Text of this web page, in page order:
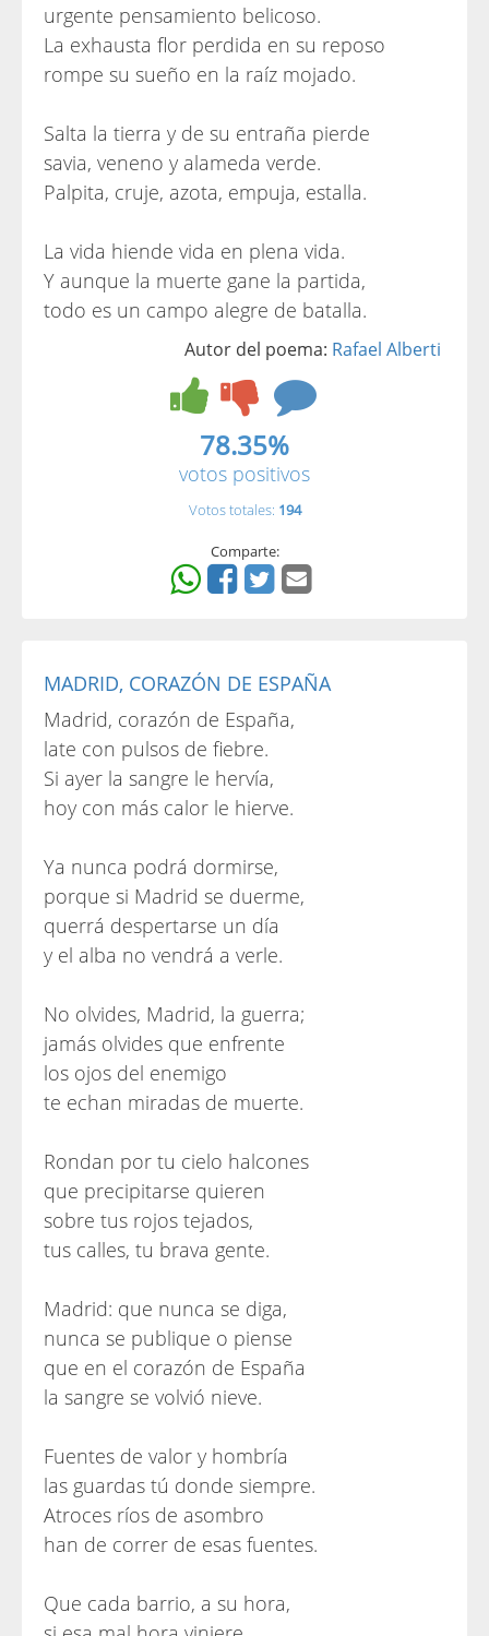
urgente pensamiento belicoso.
La exhausta flor perdida en su reposo
rompe su sueño en la raíz mojado.
Salta la tierra y de su entraña pierde
savia, veneno y alameda verde.
Palpita, cruje, azota, empuja, estalla.
La vida hiende vida en plena vida.
Y aunque la muerte gane la partida,
todo es un campo alegre de batalla.
Autor del poema: Rafael Alberti
78.35%
votos positivos
Votos totales: 194
Comparte:
MADRID, CORAZÓN DE ESPAÑA
Madrid, corazón de España,
late con pulsos de fiebre.
Si ayer la sangre le hervía,
hoy con más calor le hierve.
Ya nunca podrá dormirse,
porque si Madrid se duerme,
querrá despertarse un día
y el alba no vendrá a verle.
No olvides, Madrid, la guerra;
jamás olvides que enfrente
los ojos del enemigo
te echan miradas de muerte.
Rondan por tu cielo halcones
que precipitarse quieren
sobre tus rojos tejados,
tus calles, tu brava gente.
Madrid: que nunca se diga,
nunca se publique o piense
que en el corazón de España
la sangre se volvió nieve.
Fuentes de valor y hombría
las guardas tú donde siempre.
Atroces ríos de asombro
han de correr de esas fuentes.
Que cada barrio, a su hora,